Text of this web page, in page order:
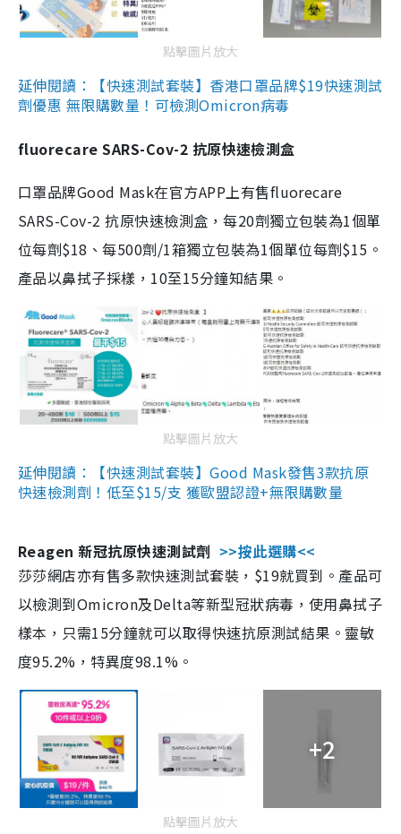
點擊圖片放大
延伸閱讀：【快速測試套裝】香港口罩品牌$19快速測試
劑優惠 無限購數量！可檢測Omicron病毒
fluorecare SARS-Cov-2 抗原快速檢測盒
口罩品牌Good Mask在官方APP上有售fluorecare
SARS-Cov-2 抗原快速檢測盒，每20劑獨立包裝為1個單
位每劑$18、每500劑/1箱獨立包裝為1個單位每劑$15。
產品以鼻拭子採樣，10至15分鐘知結果。
點擊圖片放大
延伸閱讀：【快速測試套裝】Good Mask發售3款抗原
快速檢測劑！低至$15/支 獲歐盟認證+無限購數量
Reagen 新冠抗原快速測試劑 >>按此選購<<
莎莎網店亦有售多款快速測試套裝，$19就買到。產品可
以檢測到Omicron及Delta等新型冠狀病毒，使用鼻拭子
樣本，只需15分鐘就可以取得快速抗原測試結果。靈敏
度95.2%，特異度98.1%。
+2
點擊圖片放大